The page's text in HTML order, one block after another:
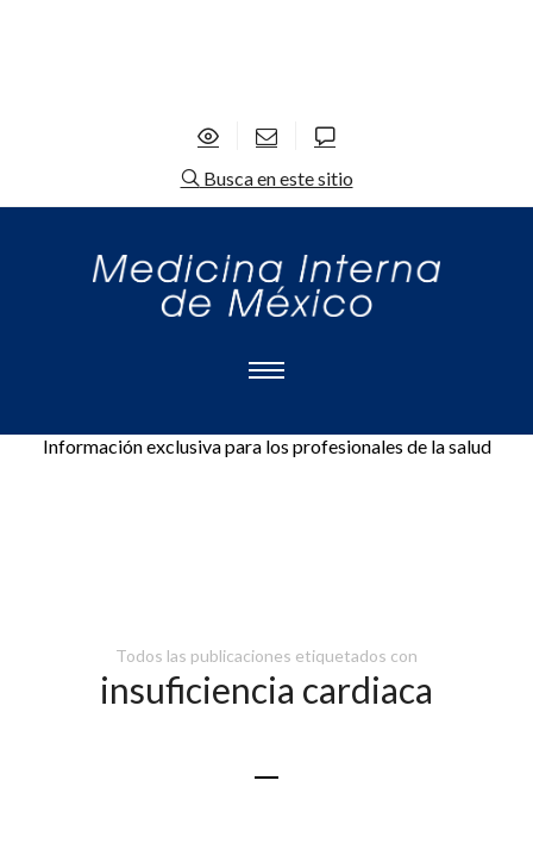
Busca en este sitio
Información exclusiva para los profesionales de la salud
Todos las publicaciones etiquetados con
insuficiencia cardiaca